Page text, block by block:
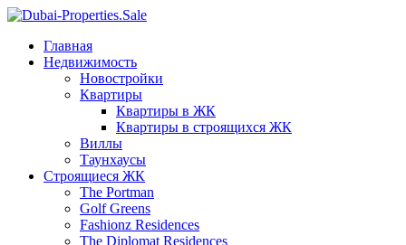
Главная
Недвижимость
Новостройки
Квартиры
Квартиры в ЖК
Квартиры в строящихся ЖК
Виллы
Таунхаусы
Строящиеся ЖК
The Portman
Golf Greens
Fashionz Residences
The Diplomat Residences